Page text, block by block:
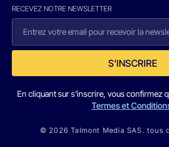
RECEVEZ NOTRE NEWSLETTER
S'INSCRIRE
En cliquant sur s'inscrire, vous confirmez
Termes et
© 2026 Talmont Media SAS. tous